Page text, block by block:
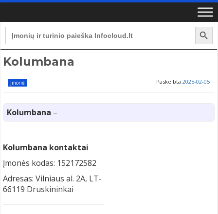
Search
for:
Search Button
Kolumbana
Įmonė Paskelbta 2025-02-05
Kolumbana –
Kolumbana kontaktai
Įmonės kodas: 152172582
Adresas: Vilniaus al. 2A, LT-
66119 Druskininkai